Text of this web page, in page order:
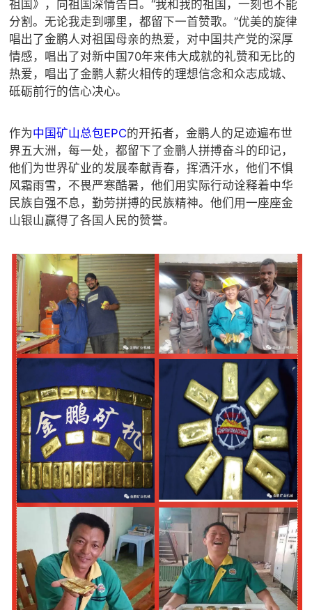
祖国》，向祖国深情告白。“我和我的祖国，一刻也不能
分割。无论我走到哪里，都留下一首赞歌。”优美的旋律
唱出了金鹏人对祖国母亲的热爱，对中国共产党的深厚
情感，唱出了对新中国70年来伟大成就的礼赞和无比的
热爱，唱出了金鹏人薪火相传的理想信念和众志成城、
砥砺前行的信心决心。
作为中国矿山总包EPC的开拓者，金鹏人的足迹遍布世
界五大洲，每一处，都留下了金鹏人拼搏奋斗的印记，
他们为世界矿业的发展奉献青春，挥洒汗水，他们不惧
风霜雨雪，不畏严寒酷暑，他们用实际行动诠释着中华
民族自强不息，勤劳拼搏的民族精神。他们用一座座金
山银山赢得了各国人民的赞誉。